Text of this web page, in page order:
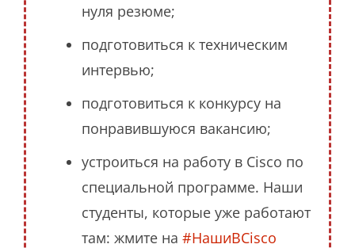
нуля резюме;
подготовиться к техническим
интервью;
подготовиться к конкурсу на
понравившуюся вакансию;
устроиться на работу в Cisco по
специальной программе. Наши
студенты, которые уже работают
там: жмите на #НашиВCisco